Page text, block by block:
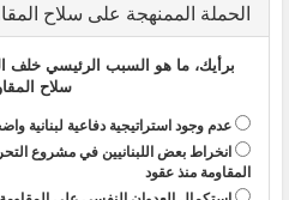
الحملة الممنهجة على سلاح
برأيك، ما هو السبب الرئيسي خلف
سلاح
عدم وجود استراتيجية دفاعية لبنانية
انخراط بعض اللبنانيين في مشروع
المقاومة منذ عقود